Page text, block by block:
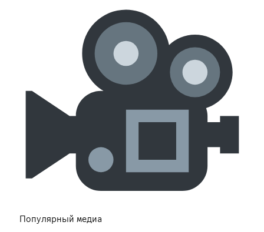
Популярный медиа